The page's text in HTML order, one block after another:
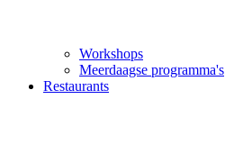
Workshops
Meerdaagse programma's
Restaurants